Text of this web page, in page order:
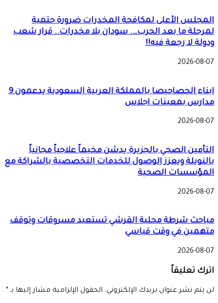
المجلس الأعلى لمكافحة المخدرات ضرورة حتمية
لمرحلة ما بعد الحرب…. سودان بلا مخدرات.. قرار شعب
ودولة لا رجعة فيه!!
2026-08-07
ابناء الحصاحيصا بالمملكة العربية السعودية يدعمون 9
مدارس بمعينات اجلاس
2026-08-07
التأمين الصحي بالجزيرة يدشن مخيماً علاجياً مجانياً
بالنويلة ويعزز الوصول للخدمات التخصصية بالشراكة مع
المؤسسات الصحية
2026-08-07
مباحث شرطة محلية القرشي تستعيد مسروقات وتوقف
متهمين في وقت قياسي
2026-08-07
اترك تعليقاً
لن يتم نشر عنوان بريدك الإلكتروني. الحقول الإلزامية مشار إليها بـ *